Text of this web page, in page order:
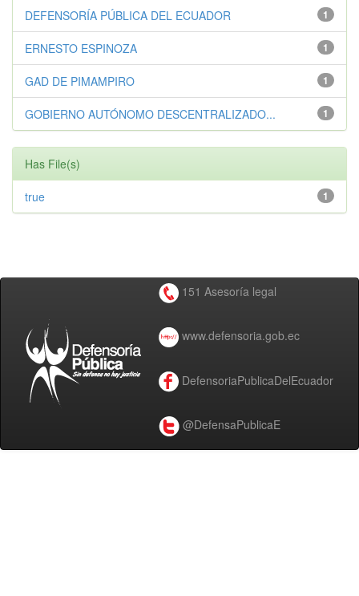
1
DEFENSORÍA PÚBLICA DEL ECUADOR
1
ERNESTO ESPINOZA
1
GAD DE PIMAMPIRO
1
GOBIERNO AUTÓNOMO DESCENTRALIZADO...
Has File(s)
1
true
151 Asesoría legal
www.defensoria.gob.ec
DefensoriaPublicaDelEcuador
@DefensaPublicaE